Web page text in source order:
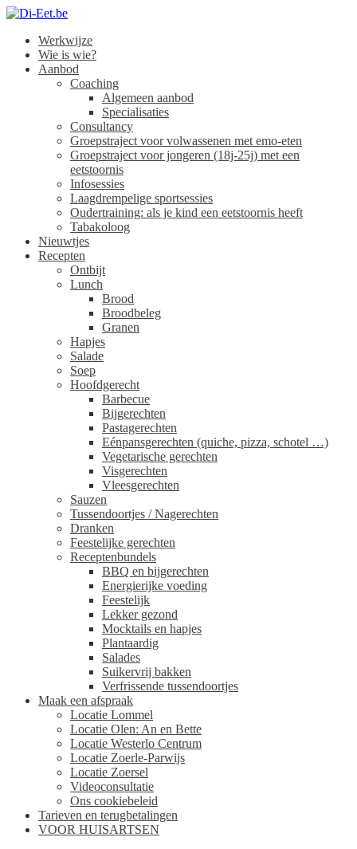
Di-Eet.be
Werkwijze
Wie is wie?
Aanbod
Coaching
Algemeen aanbod
Specialisaties
Consultancy
Groepstraject voor volwassenen met emo-eten
Groepstraject voor jongeren (18j-25j) met een
eetstoornis
Infosessies
Laagdrempelige sportsessies
Oudertraining: als je kind een eetstoornis heeft
Tabakoloog
Nieuwtjes
Recepten
Ontbijt
Lunch
Brood
Broodbeleg
Granen
Hapjes
Salade
Soep
Hoofdgerecht
Barbecue
Bijgerechten
Pastagerechten
Eénpansgerechten (quiche, pizza, schotel …)
Vegetarische gerechten
Visgerechten
Vleesgerechten
Sauzen
Tussendoortjes / Nagerechten
Dranken
Feestelijke gerechten
Receptenbundels
BBQ en bijgerechten
Energierijke voeding
Feestelijk
Lekker gezond
Mocktails en hapjes
Plantaardig
Salades
Suikervrij bakken
Verfrissende tussendoortjes
Maak een afspraak
Locatie Lommel
Locatie Olen: An en Bette
Locatie Westerlo Centrum
Locatie Zoerle-Parwijs
Locatie Zoersel
Videoconsultatie
Ons cookiebeleid
Tarieven en terugbetalingen
VOOR HUISARTSEN